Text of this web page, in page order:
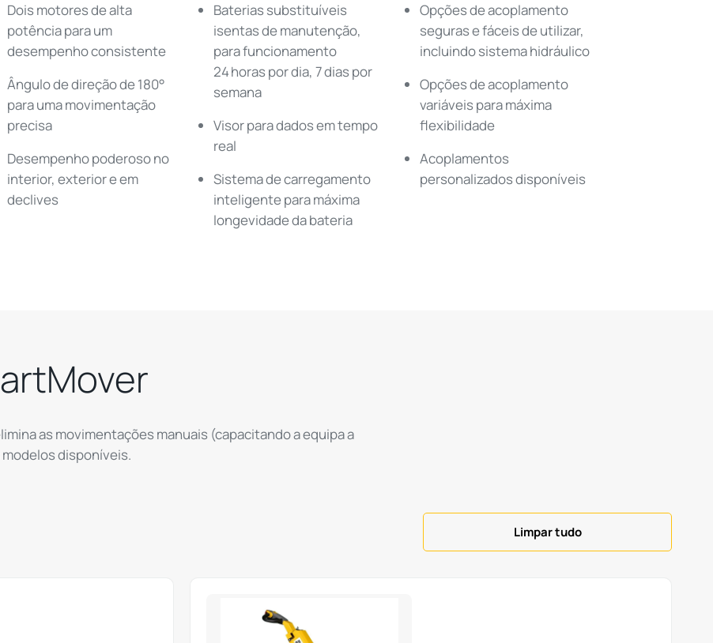
Dois motores de alta
potência para um
desempenho consistente
Ângulo de direção de 180°
para uma movimentação
precisa
Desempenho poderoso no
interior, exterior e em
declives
Baterias substituíveis
isentas de manutenção,
para funcionamento
24 horas por dia, 7 dias por
semana
Visor para dados em tempo
real
Sistema de carregamento
inteligente para máxima
longevidade da bateria
Opções de acoplamento
seguras e fáceis de utilizar,
incluindo sistema hidráulico
Opções de acoplamento
variáveis para máxima
flexibilidade
Acoplamentos
personalizados disponíveis
as movimentações manuais (capacitando a equipa a
disponíveis.
Limpar tudo